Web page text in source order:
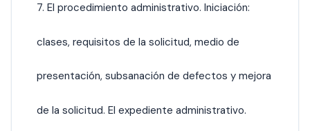
7. El procedimiento administrativo. Iniciación:
clases, requisitos de la solicitud, medio de
presentación, subsanación de defectos y mejora
de la solicitud. El expediente administrativo.